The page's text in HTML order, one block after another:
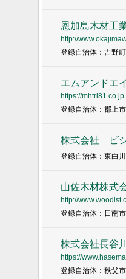
恩加島木材工
http://
登録自治体：吉野町
エムアンドエ
https://mhtri81.co.jp
登録自治体：郡上
株式会社 ビ
登録自治体：東白
山佐木材株式
http://
登録自治体：日南
株式会社長谷
https://
登録自治体：秩父市